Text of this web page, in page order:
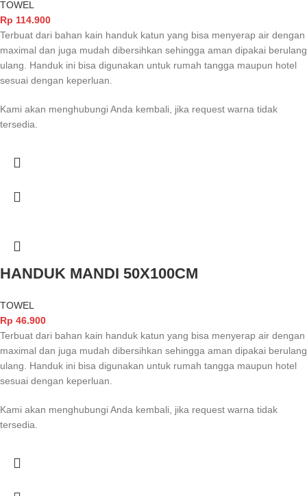
TOWEL
Rp 114.900
Terbuat dari bahan kain handuk katun yang bisa menyerap air dengan
maximal dan juga mudah dibersihkan sehingga aman dipakai berulang
ulang. Handuk ini bisa digunakan untuk rumah tangga maupun hotel
sesuai dengan keperluan.
Kami akan menghubungi Anda kembali, jika request warna tidak
tersedia.
HANDUK MANDI 50X100CM
TOWEL
Rp 46.900
Terbuat dari bahan kain handuk katun yang bisa menyerap air dengan
maximal dan juga mudah dibersihkan sehingga aman dipakai berulang
ulang. Handuk ini bisa digunakan untuk rumah tangga maupun hotel
sesuai dengan keperluan.
Kami akan menghubungi Anda kembali, jika request warna tidak
tersedia.